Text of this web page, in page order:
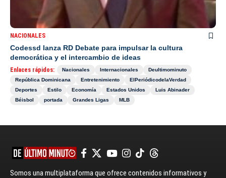
NACIONALES
Codessd lanza RD Debate para impulsar la cultura
democrática y el intercambio de ideas
Enlaces rápidos: Nacionales Internacionales
Deultimominuto
República Dominicana
Entretenimiento
ElPeriódicodelaVerdad
Deportes
Estilo Economía Estados Unidos
Luis Abinader
Béisbol
portada Grandes Ligas MLB
Somos una multiplataforma que ofrece contenidos informativos y